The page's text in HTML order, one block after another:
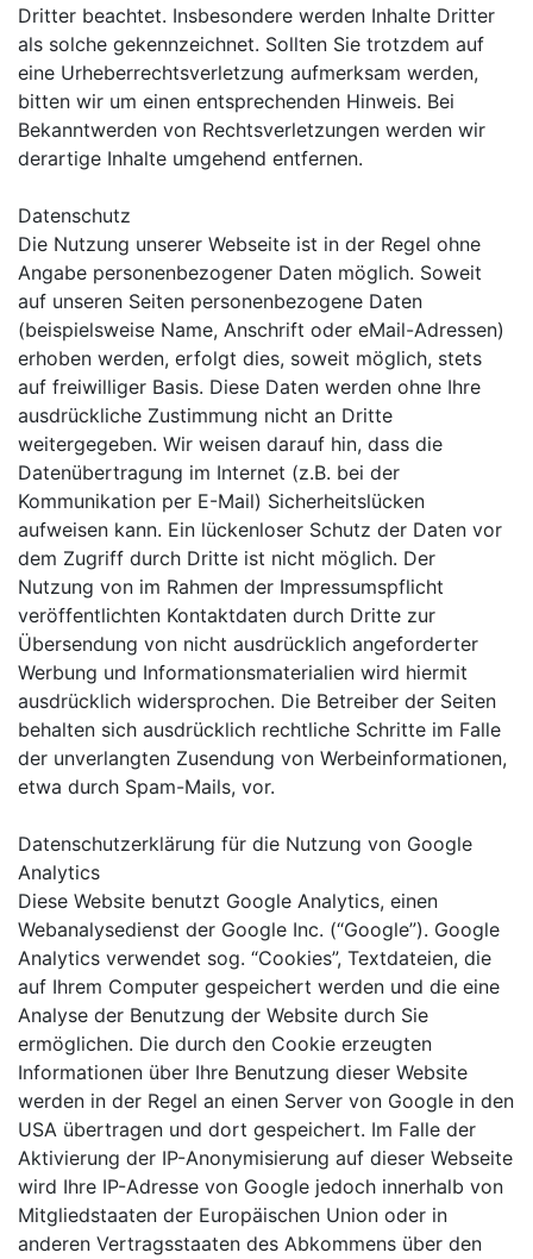
Dritter beachtet. Insbesondere werden Inhalte Dritter
als solche gekennzeichnet. Sollten Sie trotzdem auf
eine Urheberrechtsverletzung aufmerksam werden,
bitten wir um einen entsprechenden Hinweis. Bei
Bekanntwerden von Rechtsverletzungen werden wir
derartige Inhalte umgehend entfernen.
Datenschutz
Die Nutzung unserer Webseite ist in der Regel ohne
Angabe personenbezogener Daten möglich. Soweit
auf unseren Seiten personenbezogene Daten
(beispielsweise Name, Anschrift oder eMail-Adressen)
erhoben werden, erfolgt dies, soweit möglich, stets
auf freiwilliger Basis. Diese Daten werden ohne Ihre
ausdrückliche Zustimmung nicht an Dritte
weitergegeben. Wir weisen darauf hin, dass die
Datenübertragung im Internet (z.B. bei der
Kommunikation per E-Mail) Sicherheitslücken
aufweisen kann. Ein lückenloser Schutz der Daten vor
dem Zugriff durch Dritte ist nicht möglich. Der
Nutzung von im Rahmen der Impressumspflicht
veröffentlichten Kontaktdaten durch Dritte zur
Übersendung von nicht ausdrücklich angeforderter
Werbung und Informationsmaterialien wird hiermit
ausdrücklich widersprochen. Die Betreiber der Seiten
behalten sich ausdrücklich rechtliche Schritte im Falle
der unverlangten Zusendung von Werbeinformationen,
etwa durch Spam-Mails, vor.
Datenschutzerklärung für die Nutzung von Google
Analytics
Diese Website benutzt Google Analytics, einen
Webanalysedienst der Google Inc. (“Google”). Google
Analytics verwendet sog. “Cookies”, Textdateien, die
auf Ihrem Computer gespeichert werden und die eine
Analyse der Benutzung der Website durch Sie
ermöglichen. Die durch den Cookie erzeugten
Informationen über Ihre Benutzung dieser Website
werden in der Regel an einen Server von Google in den
USA übertragen und dort gespeichert. Im Falle der
Aktivierung der IP-Anonymisierung auf dieser Webseite
wird Ihre IP-Adresse von Google jedoch innerhalb von
Mitgliedstaaten der Europäischen Union oder in
anderen Vertragsstaaten des Abkommens über den